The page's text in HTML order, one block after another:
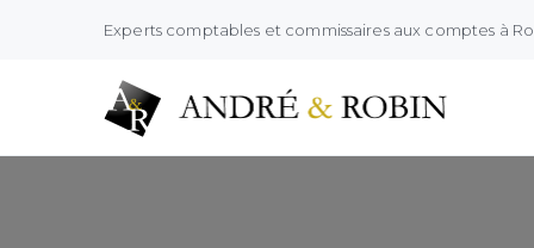
Experts comptables et commissaires aux comptes à